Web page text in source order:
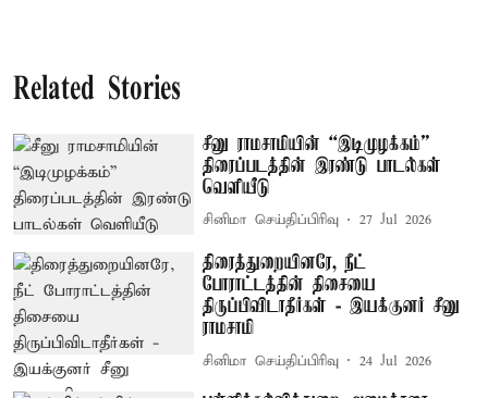
Related Stories
சீனு ராமசாமியின் “இடிமுழக்கம்”
திரைப்படத்தின் இரண்டு பாடல்கள்
வெளியீடு
சினிமா செய்திப்பிரிவு 27 Jul 2026
திரைத்துறையினரே, நீட்
போராட்டத்தின் திசையை
திருப்பிவிடாதீர்கள் - இயக்குனர் சீனு
ராமசாமி
சினிமா செய்திப்பிரிவு 24 Jul 2026